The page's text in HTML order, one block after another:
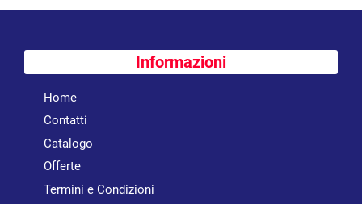
Informazioni
Home
Contatti
Catalogo
Offerte
Termini e Condizioni